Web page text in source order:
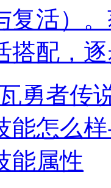
复活）
搭配，